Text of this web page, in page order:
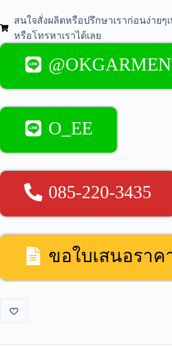
สนใจสั่งผลิตหรือปรึกษาเราก่อนง่ายๆ
หรือโทรหาเราได้เลย
O_EE
085-220-3435
ขอใบเสนอราค